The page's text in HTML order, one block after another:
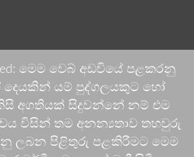
මෙම වෙබ් අඩවියේ පළකරනු
යම් පුද්ගලයකුට හෝ
අගතියක් සිදුවන්නේ නම් එම
විසින් තම අනන්‍යතාව තහවුරු
ලබන පිළිතුරු පළකිරීමට මෙම